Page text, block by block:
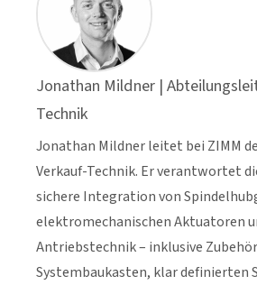
Jonathan Mildner |
Technik
Jonathan Mildner leitet bei ZIMM
Verkauf-Technik. Er verantwortet
sichere Integration von
elektromechanischen Aktuatoren
Antriebstechnik – inklusive Zubehör
Systembaukasten, klar definierten